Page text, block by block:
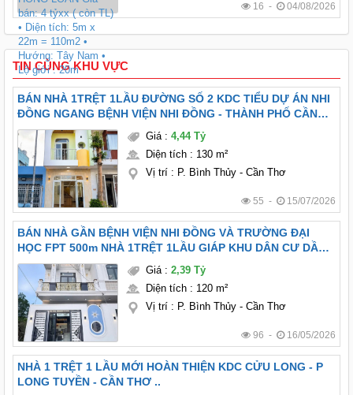
16 - 04/08/2026
TIN CÙNG KHU VỰC
BÁN NHÀ 1TRỆT 1LẦU ĐƯỜNG SỐ 2 KDC TIỂU DỰ ÁN NHI
ĐỒNG NGANG BỆNH VIỆN NHI ĐỒNG - THÀNH PHỐ CẦN
THƠ.
Giá: 4,44 Tỷ
Diện tích: 130 m²
Vị trí: P. Bình Thủy - Cần Thơ
55 - 15/07/2026
BÁN NHÀ GẦN BỆNH VIỆN NHI ĐỒNG VÀ TRƯỜNG ĐẠI
HỌC FPT 500m NHÀ 1TRỆT 1LẦU GIÁP KHU DÂN CƯ DẦU
KHÍ, PHƯỜNG LONG TUYỀN, TP. CẦN THƠ
Giá: 2,39 Tỷ
Diện tích: 120 m²
Vị trí: P. Bình Thủy - Cần Thơ
96 - 16/05/2026
NHÀ 1 TRỆT 1 LẦU MỚI HOÀN THIỆN KDC CỬU LONG - P
LONG TUYỀN - CẦN THƠ ..